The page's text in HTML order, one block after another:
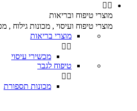
 
מוצרי טיפוח ובריאות
מוצרי טיפוח ועיסוי , מכונות גילוח ,
מוצרי בריאות
 
מכשירי עיסוי
טיפוח לגבר
 
מכונות תספורת